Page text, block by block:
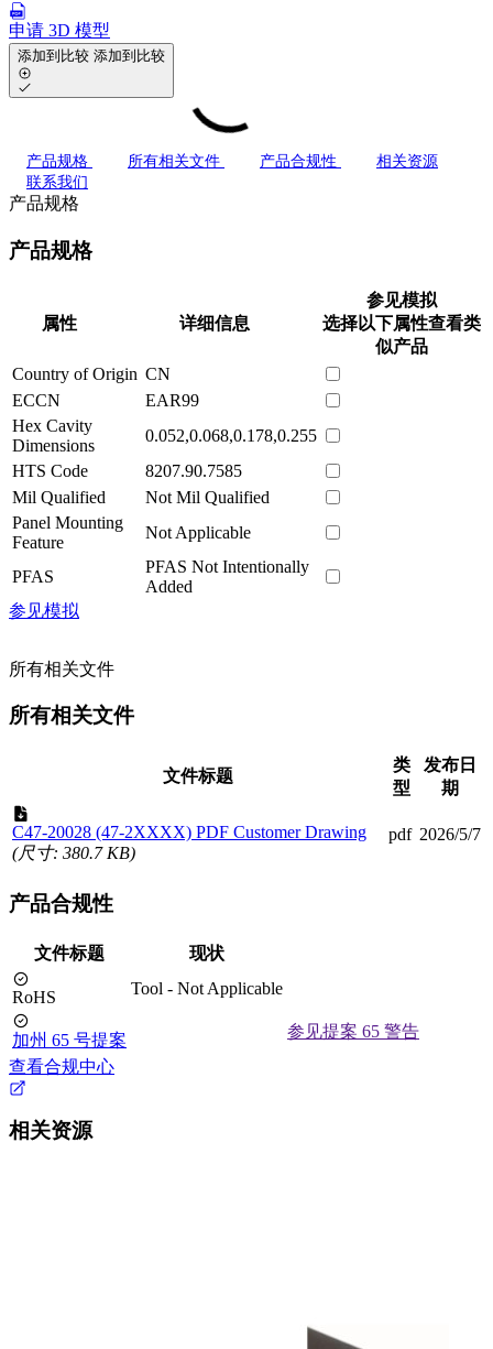
申请 3D 模型
添加到比较 添加到比较
产品规格 所有相关文件 产品合规性
相关资源
联系我们
产品规格
产品规格
属性 详细信息
参见模拟
选择以下属性查看类
似产品
Country of Origin CN
ECCN
EAR99
Hex Cavity
Dimensions
0.052,0.068,0.178,0.255
HTS Code
8207.90.7585
Mil Qualified
Not Mil Qualified
Panel Mounting
Feature
Not Applicable
PFAS
PFAS Not Intentionally
Added
参见模拟
所有相关文件
所有相关文件
文件标题
类
型
发布日
期
C47-20028 (47-2XXXX) PDF Customer Drawing
(尺寸: 380.7 KB)
pdf 2026/5/7
产品合规性
文件标题 现状
RoHS Tool - Not Applicable
加州 65 号提案
参见提案 65 警告
查看合规中心
相关资源